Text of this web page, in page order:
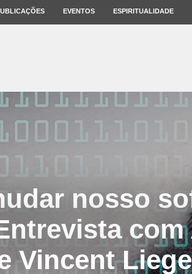
EVENTOS ESPIRITUALIDADE
nosso
com
Vincent